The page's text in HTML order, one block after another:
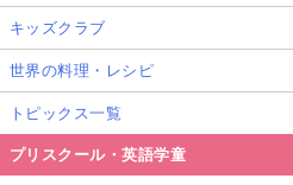
キッズクラブ
世界の料理・レシピ
トピックス一覧
プリスクール・英語学童